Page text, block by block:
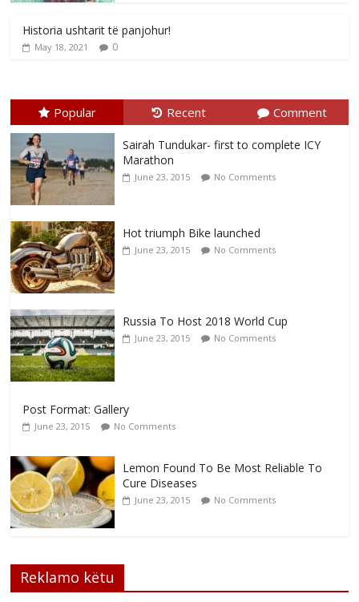
Historia ushtarit të panjohur!
May 18, 2021 0
Popular Recent Comment
Sairah Tundukar- first to complete ICY
Marathon
June 23, 2015 No Comments
Hot triumph Bike launched
June 23, 2015 No Comments
Russia To Host 2018 World Cup
June 23, 2015 No Comments
Post Format: Gallery
June 23, 2015 No Comments
Lemon Found To Be Most Reliable To
Cure Diseases
June 23, 2015 No Comments
Reklamo këtu